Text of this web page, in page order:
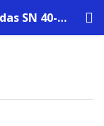
Bombas Centrífugas Normalizadas SN 40-160 B | 4,0 HP | 380 V.